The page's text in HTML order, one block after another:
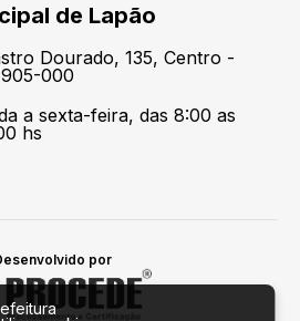
de Lapão
Dourado, 135, Centro -
000
a sexta-feira, das 8:00 as
hs
por